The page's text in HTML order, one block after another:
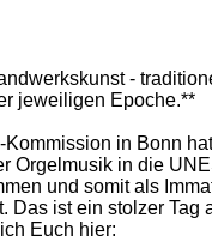
-
jeweiligen Epoche.**
in Bonn
Orgelmusik in die
und somit als
Das ist ein stolzer Tag
Euch hier: